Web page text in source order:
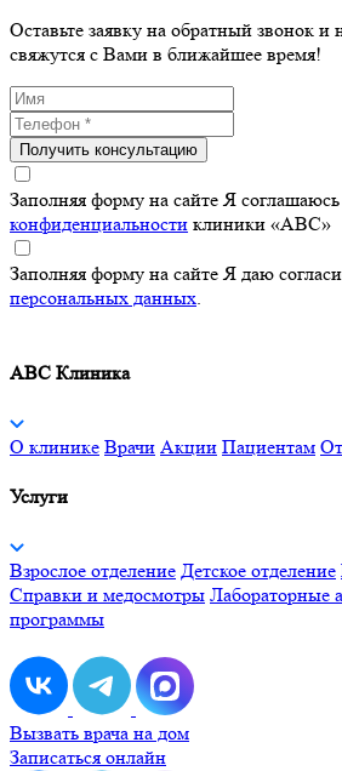
Оставьте заявку на обратный звонок
свяжутся с Вами в ближайшее время!
Получить консультацию
Заполняя форму на сайте Я соглашаюсь
конфиденциальности клиники «ABC»
Заполняя форму на сайте Я даю
персональных данных.
ABC Клиника
О клинике Врачи Акции Пациентам
Услуги
Взрослое отделение Детское отделение
Справки и медосмотры Лабораторные
программы
Вызвать врача на дом
Записаться онлайн